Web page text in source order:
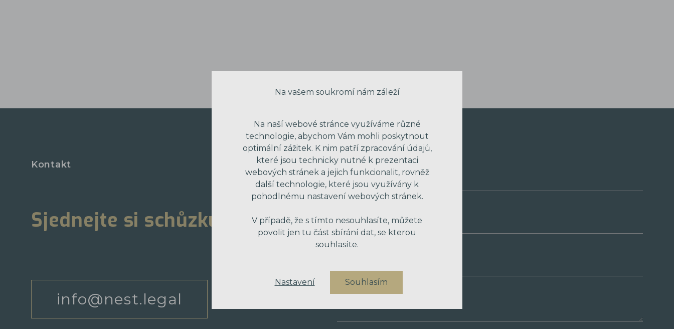
Kontakt
Sjednejte si schůzku
info@nest.legal
VAŠE JMÉNO
VAŠE ZPRÁVA
Na vašem soukromí nám záleží
Na naší webové stránce využíváme různé
technologie, abychom Vám mohli poskytnout
optimální zážitek. K nim patří zpracování údajů,
které jsou technicky nutné k prezentaci
webových stránek a jejich funkcionalit, rovněž
další technologie, které jsou využívány k
pohodlnému nastavení webových stránek.
V případě, že s tímto nesouhlasíte, můžete
povolit jen tu část sbírání dat, se kterou
souhlasíte.
Nastavení Souhlasím